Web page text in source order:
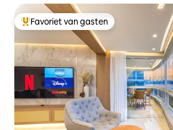
Topfavoriet van gasten
Favoriet van gasten